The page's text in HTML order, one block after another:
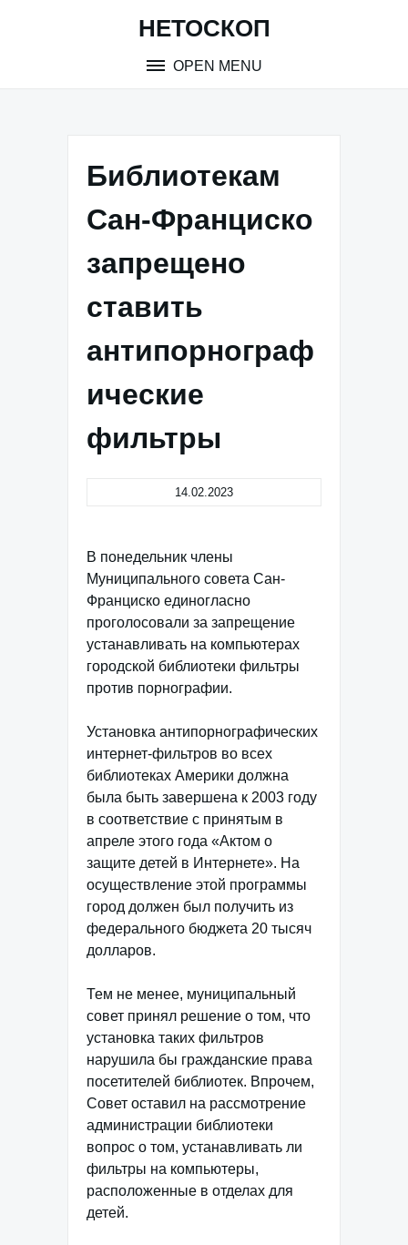
НЕТОСКОП
OPEN MENU
Библиотекам
Сан-Франциско
запрещено
ставить
антипорнограф
ические
фильтры
14.02.2023
В понедельник члены
Муниципального совета Сан-
Франциско единогласно
проголосовали за запрещение
устанавливать на компьютерах
городской библиотеки фильтры
против порнографии.
Установка антипорнографических
интернет-фильтров во всех
библиотеках Америки должна
была быть завершена к 2003 году
в соответствие с принятым в
апреле этого года «Актом о
защите детей в Интернете». На
осуществление этой программы
город должен был получить из
федерального бюджета 20 тысяч
долларов.
Тем не менее, муниципальный
совет принял решение о том, что
установка таких фильтров
нарушила бы гражданские права
посетителей библиотек. Впрочем,
Совет оставил на рассмотрение
администрации библиотеки
вопрос о том, устанавливать ли
фильтры на компьютеры,
расположенные в отделах для
детей.